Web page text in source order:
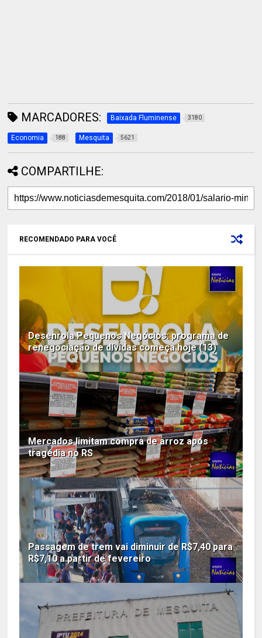
MARCADORES: Baixada Fluminense 3180
Economia 188 Mesquita 5621
COMPARTILHE:
RECOMENDADO PARA VOCÊ
Desenrola Pequenos Negócios: programa de
renegociação de dívidas começa hoje (13)
Mercados limitam compra de arroz após
tragédia no RS
Passagem de trem vai diminuir de R$7,40 para
R$7,10 a partir de fevereiro